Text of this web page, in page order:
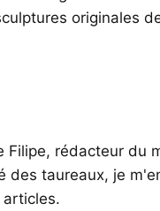
originales
Filipe, rédacteur du
des taureaux, je